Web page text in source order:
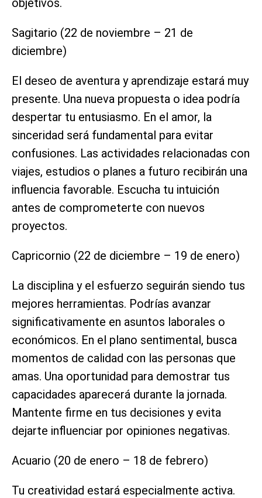
objetivos.
Sagitario (22 de noviembre – 21 de
diciembre)
El deseo de aventura y aprendizaje estará muy
presente. Una nueva propuesta o idea podría
despertar tu entusiasmo. En el amor, la
sinceridad será fundamental para evitar
confusiones. Las actividades relacionadas con
viajes, estudios o planes a futuro recibirán una
influencia favorable. Escucha tu intuición
antes de comprometerte con nuevos
proyectos.
Capricornio (22 de diciembre – 19 de enero)
La disciplina y el esfuerzo seguirán siendo tus
mejores herramientas. Podrías avanzar
significativamente en asuntos laborales o
económicos. En el plano sentimental, busca
momentos de calidad con las personas que
amas. Una oportunidad para demostrar tus
capacidades aparecerá durante la jornada.
Mantente firme en tus decisiones y evita
dejarte influenciar por opiniones negativas.
Acuario (20 de enero – 18 de febrero)
Tu creatividad estará especialmente activa.